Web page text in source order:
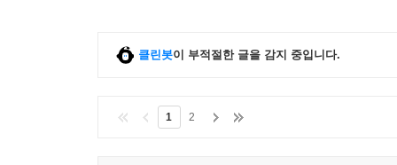
클린봇이 부적절한 글을 감지 중입니다.
1 2